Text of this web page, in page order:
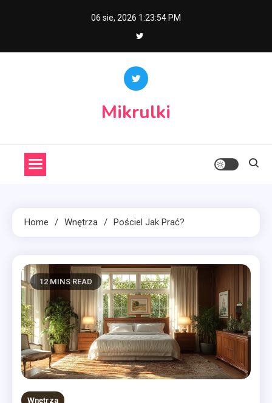
06 sie, 2026 1:23:55 PM
Mikrulki
Home Wnętrza Pościel Jak Prać?
12 MINS READ
Wnętrza